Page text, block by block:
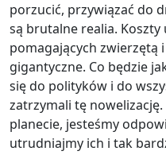
porzucić, przywiązać do
są brutalne realia.
pomagających zwierzętą
gigantyczne. Co będzie
się do polityków i do
zatrzymali tę
planecie, jesteśmy
utrudniajmy ich i tak